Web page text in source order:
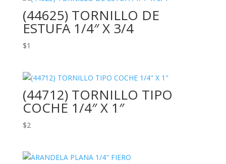
(44625) TORNILLO DE
ESTUFA 1/4″ X 3/4
$1
(44712) TORNILLO TIPO
COCHE 1/4″ X 1″
$2